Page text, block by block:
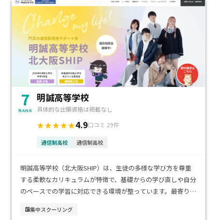
7
RANK
明誠高等学校
具体的な出願資格は掲載なし
★★★★★4.9口コミ 29件
通信制高校 通信制高校
明誠高等学校（北大阪SHIP）は、生徒の多様な学び方を尊重
する柔軟なカリキュラムが特徴で、基礎からの学び直しや自分
のペースでの学習に対応できる環境が整っています。最寄り駅
学費は比較的抑えられており、家庭の負担を軽減しながら継続
集中スクーリング